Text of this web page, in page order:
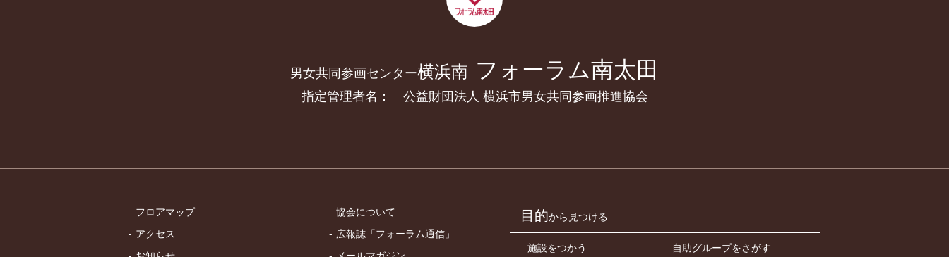
男女共同参画センター横浜南 フォーラム南太田
指定管理者名： 公益財団法人 横浜市男女共同参画推進協会
フロアマップ
アクセス
協会について
広報誌「フォーラム通信」
目的から見つける
施設をつかう 自助グループをさがす